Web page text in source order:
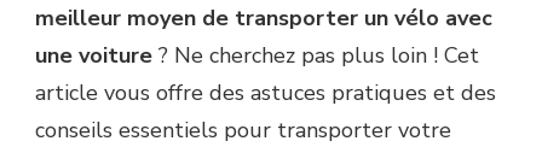
meilleur moyen de transporter un vélo avec
une voiture ? Ne cherchez pas plus loin ! Cet
article vous offre des astuces pratiques et des
conseils essentiels pour transporter votre